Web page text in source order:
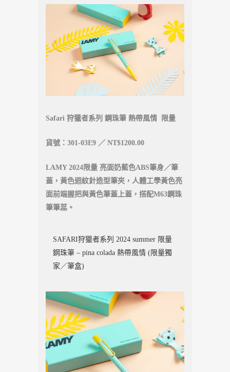
Safari 狩獵者系列 鋼珠筆 熱帶風情 限量
貨號：301-03E9 ／ NT$1200.00
LAMY 2024限量 亮面奶藍色ABS筆身／筆
蓋，黃色迴紋針造型筆夾，人體工學黃色亮
面前端握把與黃色筆蓋上蓋，搭配M63鋼珠
筆筆蕊。
SAFARI狩獵者系列 2024 summer 限量
鋼珠筆 – pina colada 熱帶風情 (限量獨
家／筆盒)